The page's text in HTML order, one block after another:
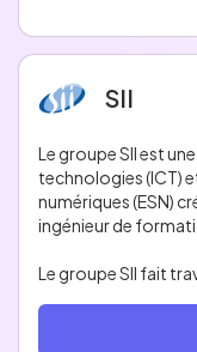
SII
Le groupe SII est
technologies (ICT)
numériques (ESN)
ingénieur de
Le groupe SII fait
recrute chaque
consultants et